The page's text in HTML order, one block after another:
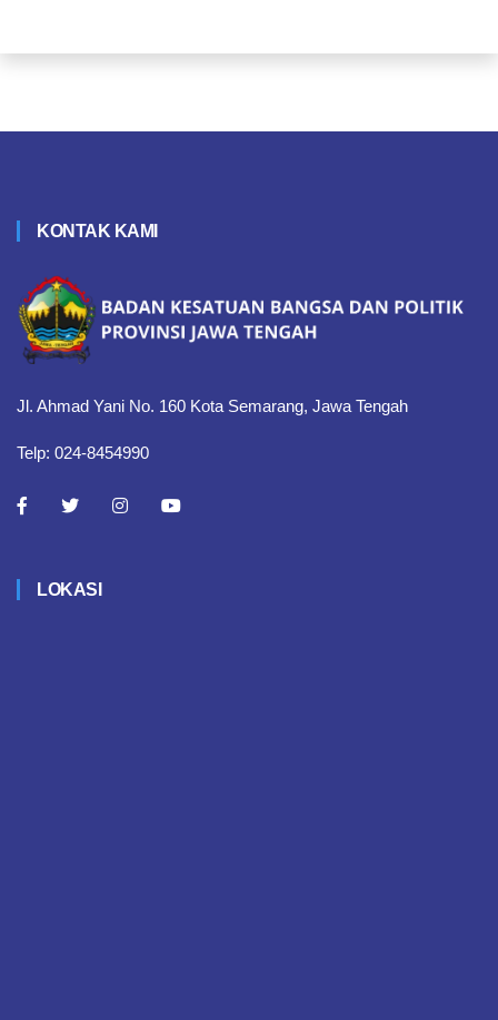
KONTAK KAMI
Jl. Ahmad Yani No. 160 Kota Semarang, Jawa Tengah
Telp: 024-8454990
LOKASI